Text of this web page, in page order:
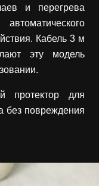
и перегрева
Кабель 3 м
эту модель
протектор для
без повреждения